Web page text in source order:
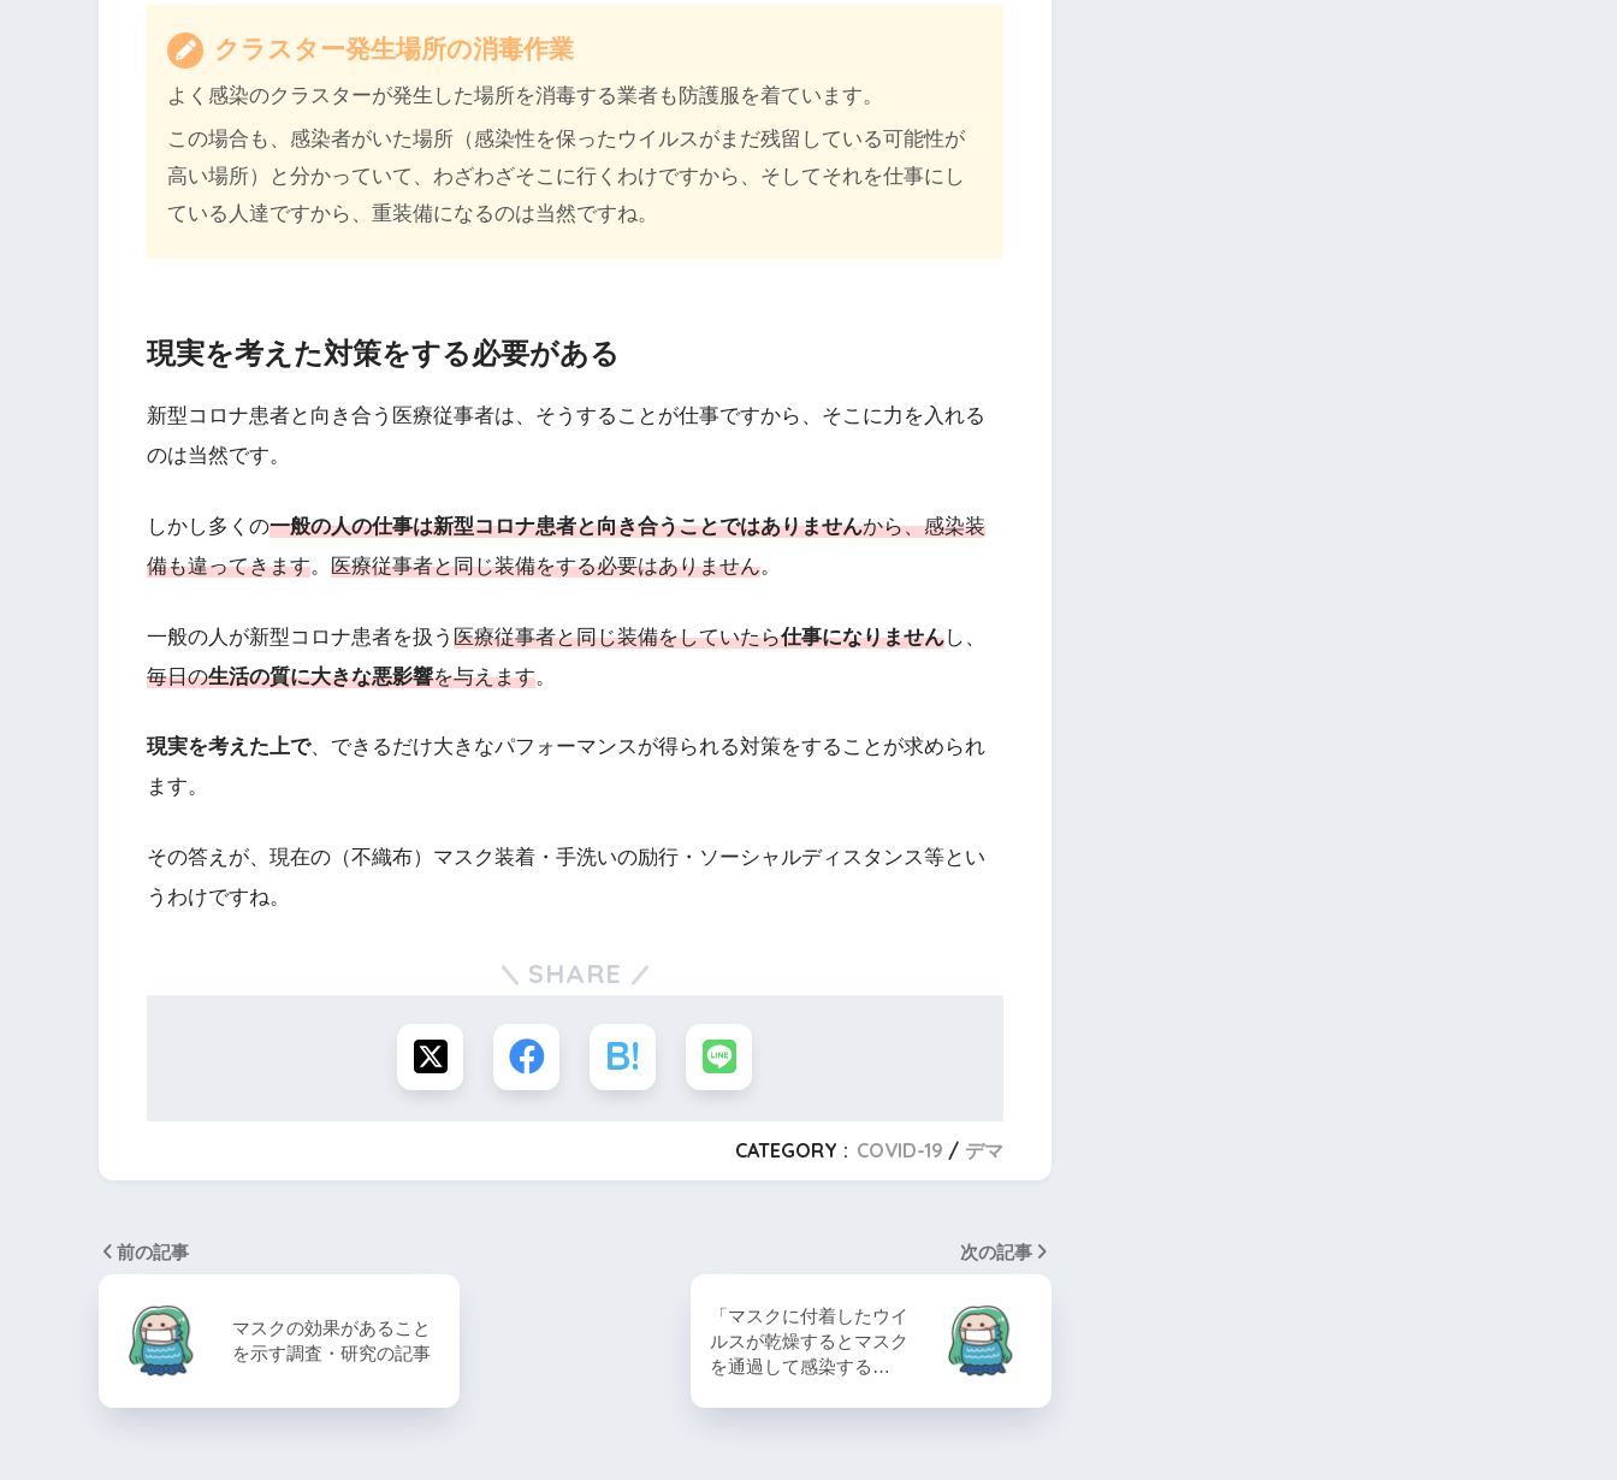
クラスター発生場所の消毒作業
よく感染のクラスターが発生した場所を消毒する業者も防護服を着ています。
この場合も、感染者がいた場所（感染性を保ったウイルスがまだ残留している可能性が
高い場所）と分かっていて、わざわざそこに行くわけですから、そしてそれを仕事にし
ている人達ですから、重装備になるのは当然ですね。
現実を考えた対策をする必要がある
新型コロナ患者と向き合う医療従事者は、そうすることが仕事ですから、そこに力を入れる
のは当然です。
しかし多くの一般の人の仕事は新型コロナ患者と向き合うことではありませんから、感染装
備も違ってきます。 医療従事者と同じ装備をする必要はありません。
一般の人が新型コロナ患者を扱う 医療従事者と同じ装備をしていたら仕事になりませんし、
毎日の生活の質に大きな悪影響を与えます。
現実を考えた上で、できるだけ大きなパフォーマンスが得られる対策をすることが求められ
ます。
その答えが、現在の（不織布）マスク装着・手洗いの励行・ソーシャルディスタンス等とい
うわけですね。
SHARE
CATEGORY : COVID-19 デマ
前の記事
マスクの効果があること
を示す調査・研究の記事
次の記事
「マスクに付着したウイ
ルスが乾燥するとマスク
を通過して感染する…